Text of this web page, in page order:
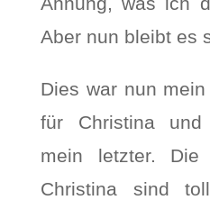
Aber nun bleibt es
Dies war nun
für Christina
mein letzter. Die
Christina sind